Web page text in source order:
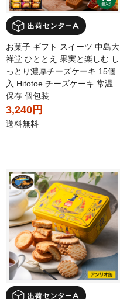
お菓子 ギフト スイーツ 中島大
祥堂 ひととえ 果実と楽しむ し
っとり濃厚チーズケーキ 15個
入 Hitotoe チーズケーキ 常温
保存 個包装
3,240円
送料無料